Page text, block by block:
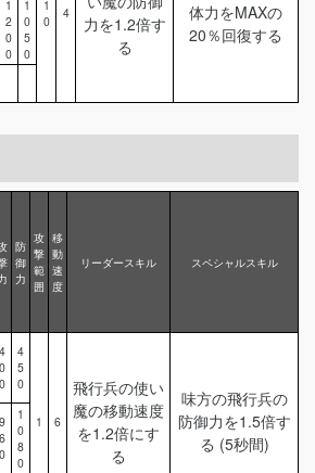
1
0
4
力を1.2倍す
る
体力をMAXの
20％回復する
1
2
0
0
1
0
5
0
防
御
力
攻
撃
範
囲
移
動
速
度
リーダースキル スペシャルスキル
4
0
0
4
5
0
1 6
飛行兵の使い
魔の移動速度
を1.2倍にす
る
味方の飛行兵の
防御力を1.5倍す
る (5秒間)
9
6
0
1
0
8
0